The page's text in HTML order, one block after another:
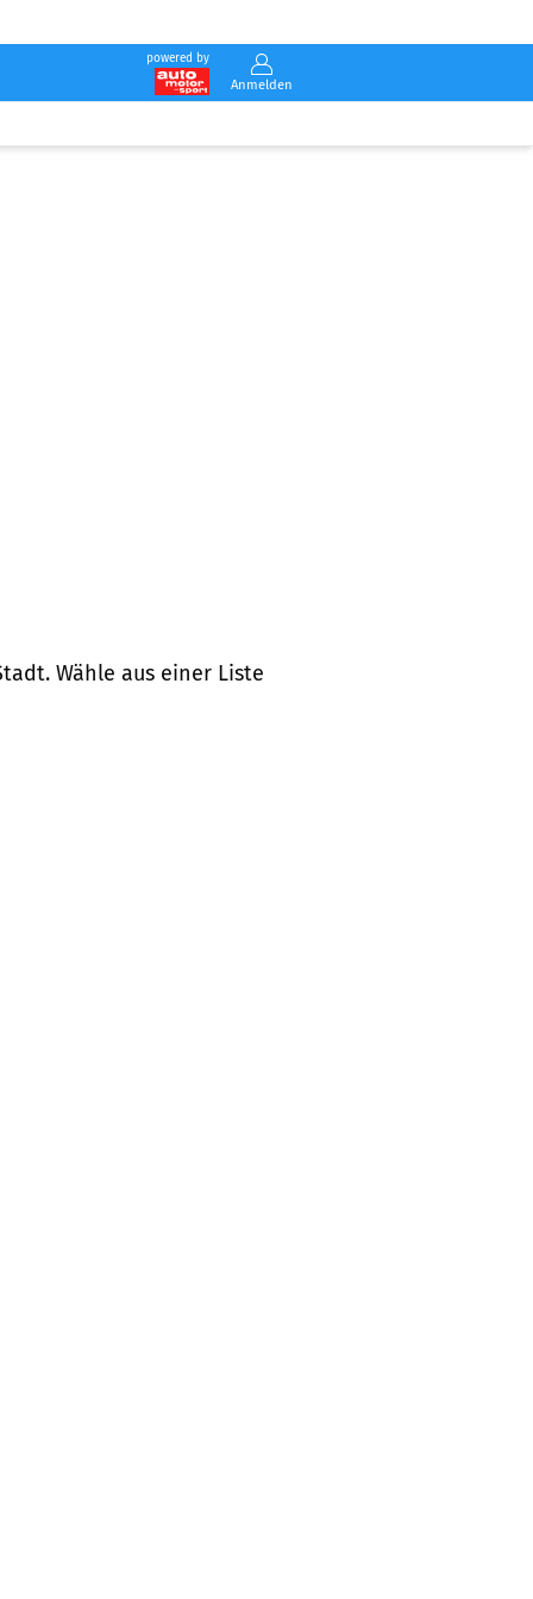
powered by
Anmelden
Wähle aus einer Liste